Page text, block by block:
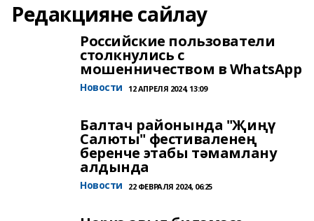
Редакцияне сайлау
Российские пользователи
столкнулись с
мошенничеством в WhatsApp
Новости 12 АПРЕЛЯ 2024, 13:09
Балтач районында "Җиңү
Салюты" фестиваленең
беренче этабы тәмамлану
алдында
Новости 22 ФЕВРАЛЯ 2024, 06:25